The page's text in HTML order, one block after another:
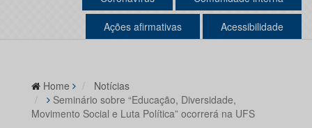
Ações afirmativas Acessibilidade
Home
Notícias
Seminário sobre “Educação, Diversidade,
Movimento Social e Luta Política” ocorrerá na UFS